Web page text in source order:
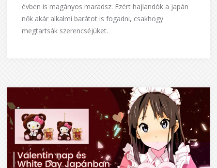
évben is magányos maradsz. Ezért hajlandók a japán
nők akár alkalmi barátot is fogadni, csakhogy
megtartsák szerencséjüket.